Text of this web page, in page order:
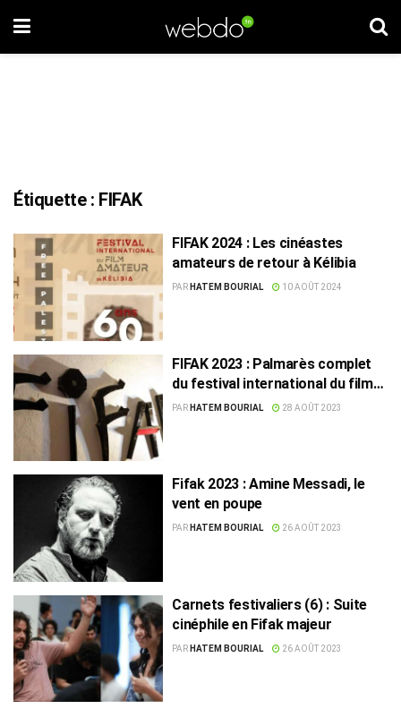
Étiquette : FIFAK
FIFAK 2024 : Les cinéastes
amateurs de retour à Kélibia
PAR HATEM BOURIAL 10 AOÛT 2024
FIFAK 2023 : Palmarès complet
du festival international du film
amateur de Kélibia
PAR HATEM BOURIAL 28 AOÛT 2023
Fifak 2023 : Amine Messadi, le
vent en poupe
PAR HATEM BOURIAL 26 AOÛT 2023
Carnets festivaliers (6) : Suite
cinéphile en Fifak majeur
PAR HATEM BOURIAL 26 AOÛT 2023